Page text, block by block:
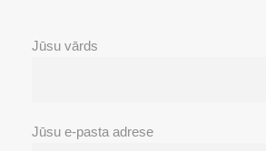
Jūsu vārds
Jūsu e-pasta adrese